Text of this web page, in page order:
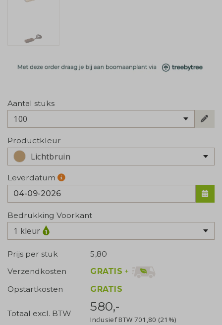
Aantal stuks
100
Productkleur
Lichtbruin
Leverdatum
Bedrukking Voorkant
1 kleur
Prijs per stuk
5,80
Verzendkosten
GRATIS +
Opstartkosten
GRATIS
Totaal excl. BTW 580,-
Inclusief BTW 701,80 (21%)